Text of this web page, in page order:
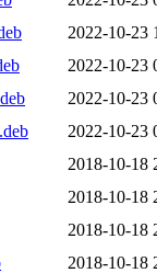
2022-10-23
2022-10-23
2022-10-23
2022-10-23
2018-10-18
2018-10-18
2018-10-18
2018-10-18